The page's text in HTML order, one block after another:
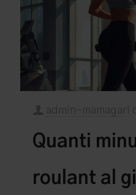
Quanti
roulant al